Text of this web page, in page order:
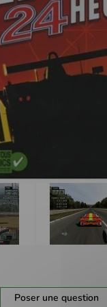
Poser une question